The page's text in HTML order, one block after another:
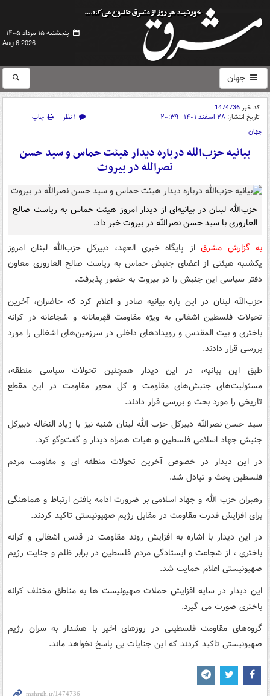
پنجشنبه ۱۵ مرداد ۱۴۰۵ -
Aug 6 2026
جهان
کد خبر1474736
تاریخ انتشار: ۲۸ اسفند ۱۴۰۱ - ۲۰:۳۹ ۱ نظر
چاپ
جهان
بیانیه حزب‌الله درباره دیدار هیئت حماس و سید حسن
نصرالله در بیروت
حزب‌الله لبنان در بیانیه‌ای از دیدار امروز هیئت حماس به ریاست صالح
العاروری با سید حسن نصرالله در بیروت خبر داد.
به گزارش مشرق از پایگاه خبری العهد، دبیرکل حزب‌الله لبنان امروز
یکشنبه هیئتی از اعضای جنبش حماس به ریاست صالح العاروری معاون
دفتر سیاسی این جنبش را در بیروت به حضور پذیرفت.
حزب‌الله لبنان در این باره بیانیه صادر و اعلام کرد که حاضران، آخرین
تحولات فلسطین اشغالی به ویژه مقاومت قهرمانانه و شجاعانه در کرانه
باختری و بیت المقدس و رویدادهای داخلی در سرزمین‌های اشغالی را مورد
بررسی قرار دادند.
طبق این بیانیه، در این دیدار همچنین تحولات سیاسی منطقه،
مسئولیت‌های جنبش‌های مقاومت و کل محور مقاومت در این مقطع
تاریخی را مورد بحث و بررسی قرار دادند.
سید حسن نصرالله دبیرکل حزب الله لبنان شنبه نیز با زیاد النخاله دبیرکل
جنبش جهاد اسلامی فلسطین و هیات همراه دیدار و گفت‌وگو کرد.
در این دیدار در خصوص آخرین تحولات منطقه ای و مقاومت مردم
فلسطین بحث و تبادل شد.
رهبران حزب الله و جهاد اسلامی بر ضرورت ادامه یافتن ارتباط و هماهنگی
برای افزایش قدرت مقاومت در مقابل رژیم صهیونیستی تاکید کردند.
در این دیدار با اشاره به افزایش روند مقاومت در قدس اشغالی و کرانه
باختری ، از شجاعت و ایستادگی مردم فلسطین در برابر ظلم و جنایت رژیم
صهیونیستی اعلام حمایت شد.
این دیدار در سایه افزایش حملات صهیونیست ها به مناطق مختلف کرانه
باختری صورت می گیرد.
گروه‌های مقاومت فلسطینی در روزهای اخیر با هشدار به سران رژیم
صهیونیستی تاکید کردند که این جنایات بی پاسخ نخواهد ماند.